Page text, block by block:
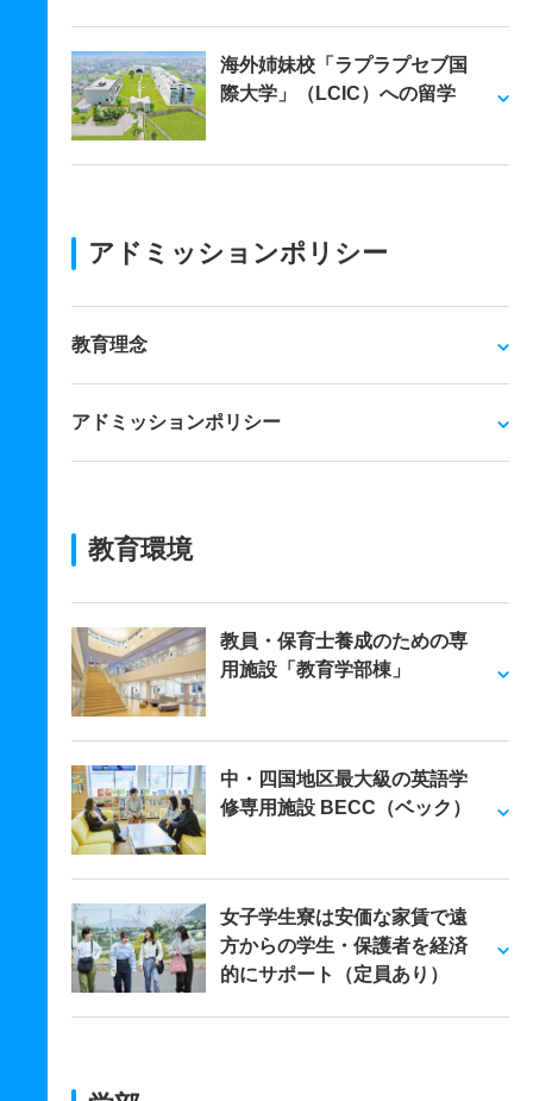
海外姉妹校「ラプラプセブ国
際大学」（LCIC）への留学
アドミッションポリシー
教育理念
アドミッションポリシー
教育環境
教員・保育士養成のための専
用施設「教育学部棟」
中・四国地区最大級の英語学
修専用施設 BECC（ベック）
女子学生寮は安価な家賃で遠
方からの学生・保護者を経済
的にサポート（定員あり）